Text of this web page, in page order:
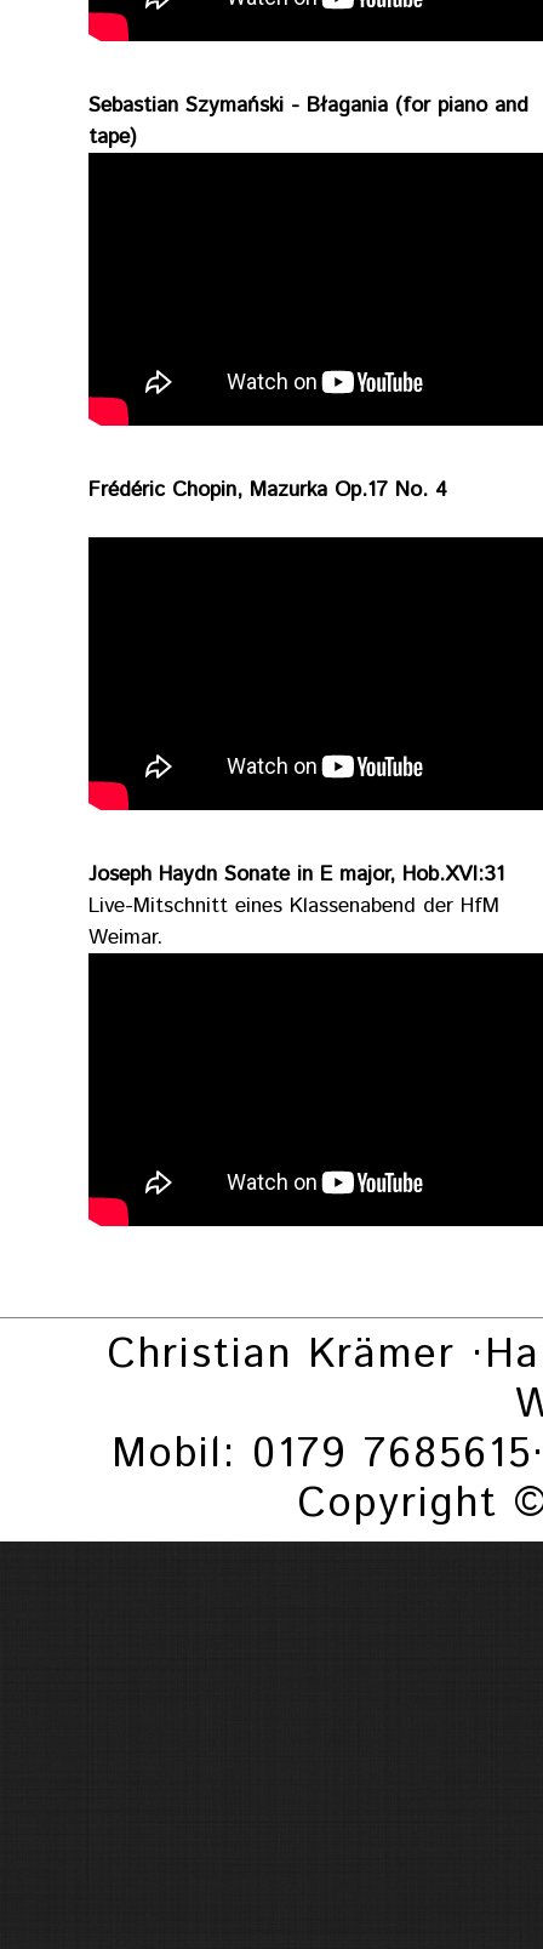
Sebastian Szymański - Błagania (for piano and
tape)
Frédéric Chopin, Mazurka Op.17 No. 4
Joseph Haydn Sonate in E major, Hob.XVI:31
Live-Mitschnitt eines Klassenabend der HfM
Weimar.
Christian Krämer
Mobil: 0179
Copyright